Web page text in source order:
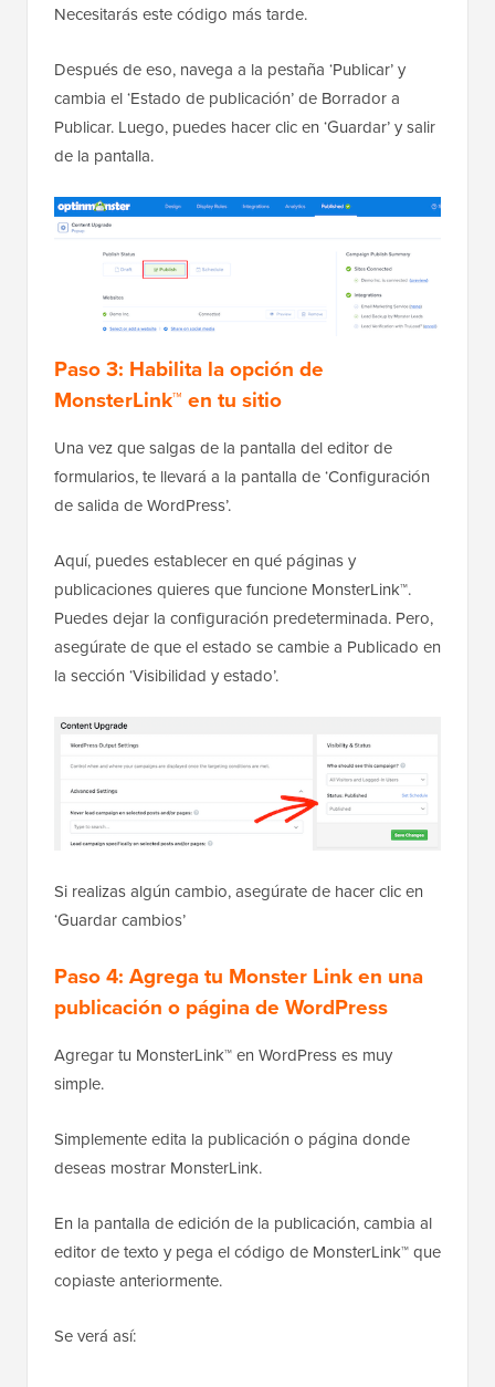
Necesitarás este código más tarde.
Después de eso, navega a la pestaña ‘Publicar’ y
cambia el ‘Estado de publicación’ de Borrador a
Publicar. Luego, puedes hacer clic en ‘Guardar’ y salir
de la pantalla.
Paso 3: Habilita la opción de
MonsterLink™ en tu sitio
Una vez que salgas de la pantalla del editor de
formularios, te llevará a la pantalla de ‘Configuración
de salida de WordPress’.
Aquí, puedes establecer en qué páginas y
publicaciones quieres que funcione MonsterLink™.
Puedes dejar la configuración predeterminada. Pero,
asegúrate de que el estado se cambie a Publicado en
la sección ‘Visibilidad y estado’.
Si realizas algún cambio, asegúrate de hacer clic en
‘Guardar cambios’
Paso 4: Agrega tu Monster Link en una
publicación o página de WordPress
Agregar tu MonsterLink™ en WordPress es muy
simple.
Simplemente edita la publicación o página donde
deseas mostrar MonsterLink.
En la pantalla de edición de la publicación, cambia al
editor de texto y pega el código de MonsterLink™ que
copiaste anteriormente.
Se verá así: